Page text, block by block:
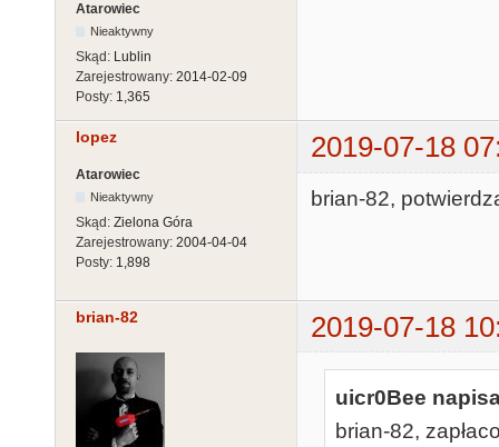
Atarowiec
Nieaktywny
Skąd: Lublin
Zarejestrowany: 2014-02-09
Posty: 1,365
lopez 2019-07-18
Atarowiec
Nieaktywny
Skąd: Zielona Góra
Zarejestrowany: 2004-04-04
Posty: 1,898
brian-82,
brian-82 2019-07-18
uicr0Bee
brian-82,